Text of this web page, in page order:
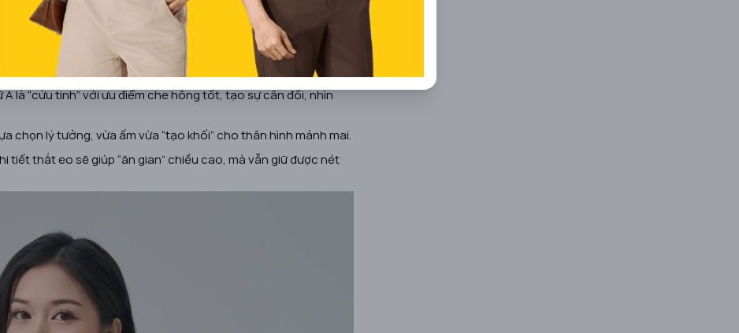
áo dạ đứng phom, kiểu blazer/trench để tạo đường nét gọn
giúp “hack” tỉ lệ cơ thể, giúp vòng eo thon và chân trông dài
A là “cứu tinh” với ưu điểm che hông tốt, tạo sự cân đối, nhìn
chọn lý tưởng, vừa ấm vừa “tạo khối” cho thân hình mảnh mai.
tiết thắt eo sẽ giúp “ăn gian” chiều cao, mà vẫn giữ được nét